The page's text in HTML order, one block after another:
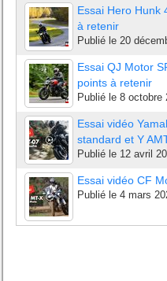
Essai Hero Hunk
à retenir
Publié le 20
Essai QJ Motor
points à retenir
Publié le 8 octobre
Essai vidéo
standard et Y
Publié le 12 avril
Essai vidéo CF
Publié le 4 mars